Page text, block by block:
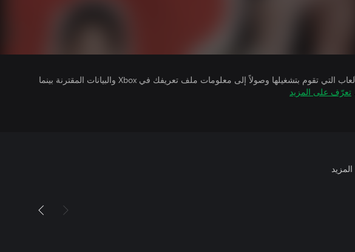
يتلقى ناشرو الألعاب التي تقوم بتشغيلها وصولاً إلى معلومات ملف تعريفك في Xbox والبيانات المقترنة بينما
تعرّف على المزيد
المزيد